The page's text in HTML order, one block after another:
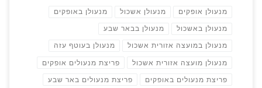
מנעולן אופקים מנעולן אשכול מנעולן באופקים
מנעולן באשכול מנעולן בבאר שבע
מנעולן במועצה אזורית אשכול מנעולן בעוטף עזה
מנעולן מועצה אזורית אשכול פריצת מנעולים אופקים
פריצת מנעולים באופקים פריצת מנעולים באר שבע